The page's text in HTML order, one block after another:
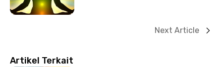
Next Article
Artikel Terkait